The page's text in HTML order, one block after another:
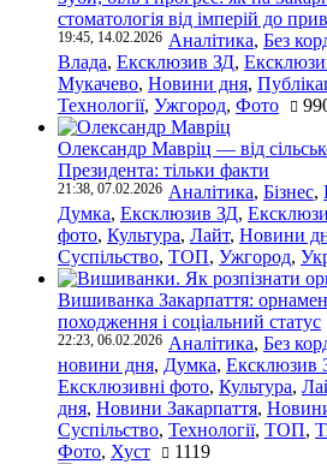
стоматологія від імперій до
19:45, 14.02.2026 Аналітика, Без
Влада, Ексклюзив ЗД,
Мукачево, Новини дня,
Технології, Ужгород, Фото
Олександр Мавріц — від
Президента: тільки факти
21:38, 07.02.2026 Аналітика, Бізнес,
Думка, Ексклюзив ЗД,
фото, Культура, Лайт, Новини
Суспільство, ТОП, Ужгород,
Вишиванка Закарпаття:
походження і соціальний статус
22:23, 06.02.2026 Аналітика, Без
новини дня, Думка, Ексклюзив
Ексклюзивні фото, Культура,
дня, Новини Закарпаття,
Суспільство, Технології, ТОП,
Фото, Хуст 1119